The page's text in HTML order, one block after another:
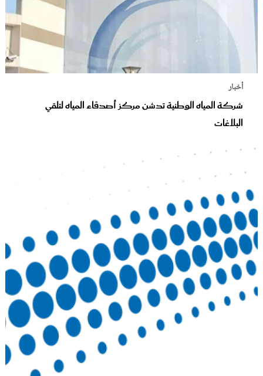
أخبار
شركة المياه الوطنية تدشن مركز أصدقاء المياه لتلقي
البلاغات